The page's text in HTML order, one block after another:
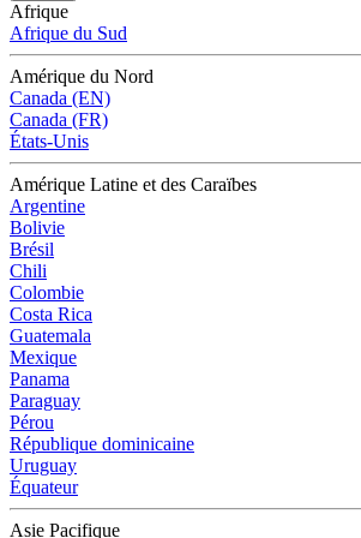
Afrique
Afrique du Sud
Amérique du Nord
Canada (EN)
Canada (FR)
États-Unis
Amérique Latine et des Caraïbes
Argentine
Bolivie
Brésil
Chili
Colombie
Costa Rica
Guatemala
Mexique
Panama
Paraguay
Pérou
République dominicaine
Uruguay
Équateur
Asie Pacifique